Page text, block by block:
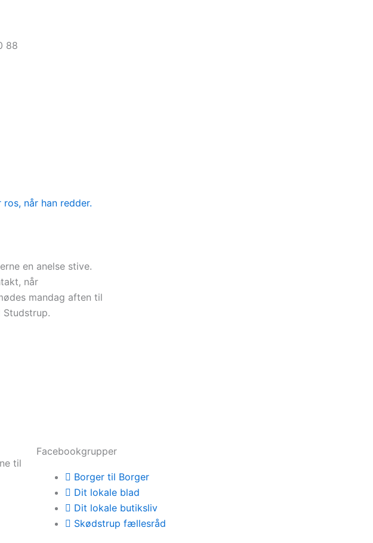
88
en anelse stive.
når
mandag aften til
til
Facebookgrupper
Borger til Borger
Dit lokale blad
Dit lokale butiksliv
Skødstrup fællesråd